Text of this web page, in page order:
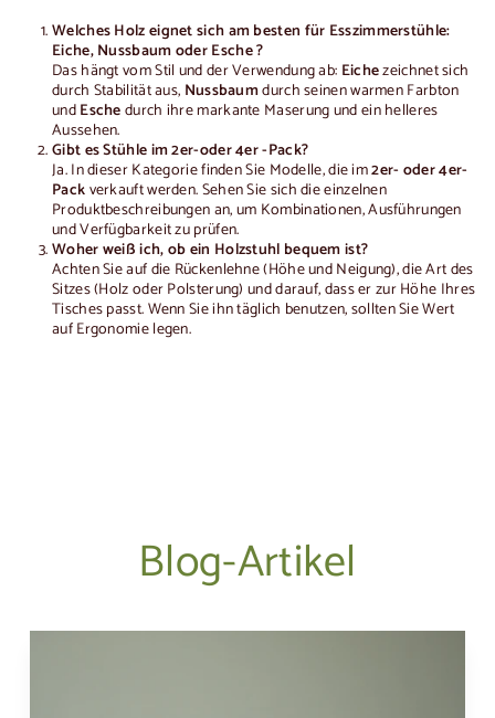
Welches Holz eignet sich am besten für Esszimmerstühle:
Eiche,NussbaumoderEsche?
Das hängt vom Stil und der Verwendung ab: Eichezeichnet sich
durch Stabilität aus, Nussbaumdurch seinen warmen Farbton
undEschedurch ihre markante Maserung und ein helleres
Aussehen.
Gibt es Stühle im2er-oder 4er-Pack?
Ja. In dieser Kategorie finden Sie Modelle, die im2er- oder 4er-
Packverkauft werden. Sehen Sie sich die einzelnen
Produktbeschreibungen an, um Kombinationen, Ausführungen
und Verfügbarkeit zu prüfen.
Woher weiß ich, ob ein Holzstuhl bequem ist?
Achten Sie auf die Rückenlehne (Höhe und Neigung), die Art des
Sitzes (Holz oder Polsterung) und darauf, dass er zur Höhe Ihres
Tisches passt. Wenn Sie ihn täglich benutzen, sollten Sie Wert
auf Ergonomie legen.
Blog-Artikel